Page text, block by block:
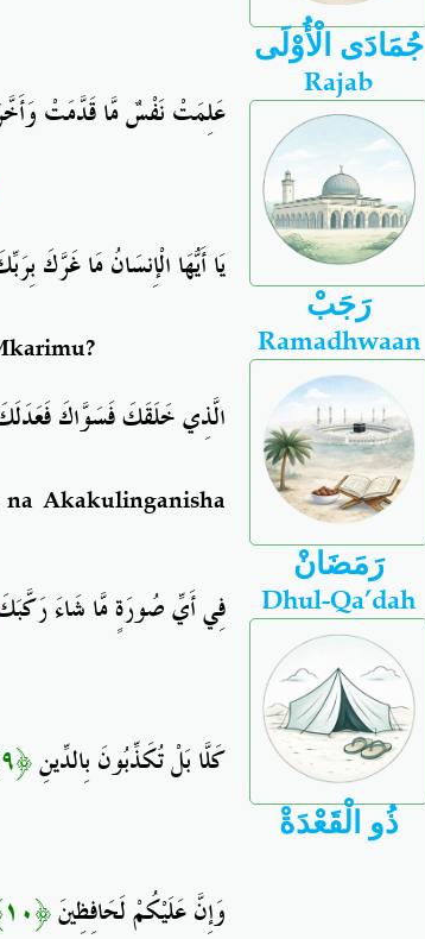
عَلِمَتْ نَفْسٌ مَّا قَدَّمَتْ
يَا أَيُّهَا الْإِنسَانُ مَا غَرَّكَ
الَّذِي خَلَقَكَ فَسَوَّاكَ
Akakulinganisha
فِي أَيِّ صُورَةٍ مَّا شَاءَ
كَلَّا بَلْ تُكَذِّبُونَ بِالدِّينِ﴿٩﴾
وَإِنَّ عَلَيْكُمْ لَحَافِظِينَ﴿١٠﴾
جُمَادَى الْأُوْلَى
Rajab
رَجَبْ
Ramadhwaan
رَمَضَانْ
Dhul-Qa’dah
ذُو الْقَعْدَةْ